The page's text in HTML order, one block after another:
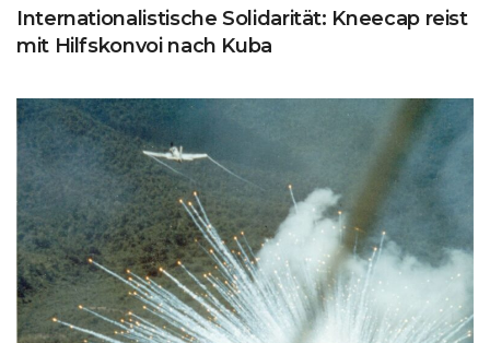
Internationalistische Solidarität: Kneecap reist
mit Hilfskonvoi nach Kuba